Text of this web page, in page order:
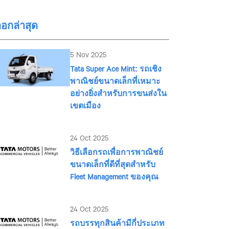
กล่าสุด
5 Nov 2025
Tata Super Ace Mint: รถเชิง
พาณิชย์ขนาดเล็กที่เหมาะ
อย่างยิ่งสำหรับการขนส่งใน
เขตเมือง
24 Oct 2025
วิธีเลือกรถเพื่อการพาณิชย์
ขนาดเล็กที่ดีที่สุดสำหรับ
Fleet Management ของคุณ
24 Oct 2025
รถบรรทุกสินค้ามีกี่ประเภท